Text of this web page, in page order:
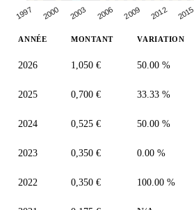
1997 2000 2003 2006 2009 2012 2015
ANNÉE MONTANT VARIATION
2026 1,050 € 50.00 %
2025 0,700 € 33.33 %
2024 0,525 € 50.00 %
2023 0,350 € 0.00 %
2022 0,350 € 100.00 %